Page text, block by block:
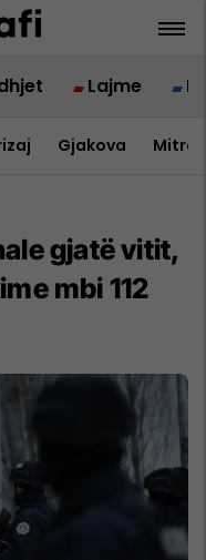
Lajme
Gjakova
gjatë vitit,
mbi 112